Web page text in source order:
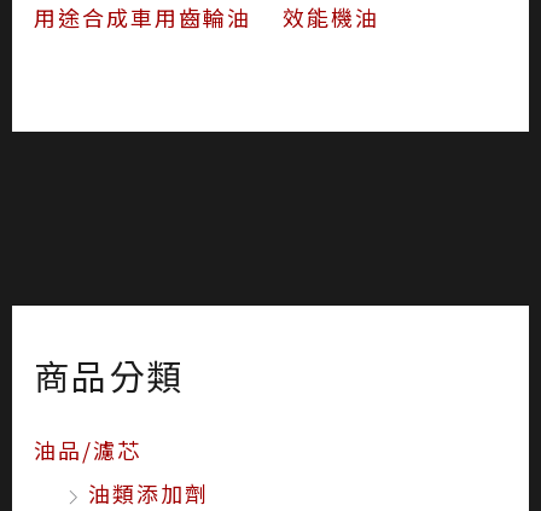
商品分類
油品/濾芯
油類添加劑
用途合成車用齒輪油
效能機油